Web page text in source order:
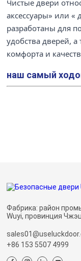
Чистые двери
аксессуары» или
разработаны для
удобства дверей,
комфорта и
наш самый
Фабрика: район
Wuyi, провинция
+86 153 5507 4999